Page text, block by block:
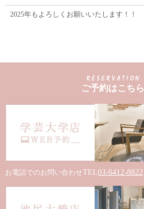
2025年もよろしくお願いいたします！！
ご予約はこちら
お電話でのお問い合わせTEL03-6412-8822